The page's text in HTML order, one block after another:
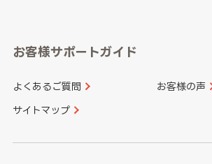
愛知県
和歌山県
山口県
香川県 愛媛県
長崎県
大分県 宮崎県
お客様サポートガイド
よくあるご質問 お客様の声
サイトマップ